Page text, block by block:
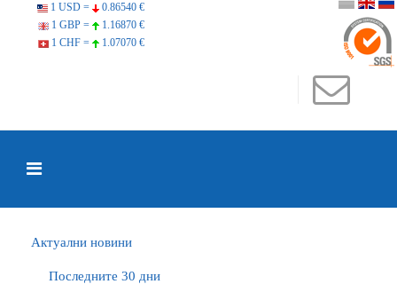
1 USD =
0.86540 €
1 GBP =
1.16870 €
1 CHF =
1.07070 €
Актуални новини
Последните 30 дни